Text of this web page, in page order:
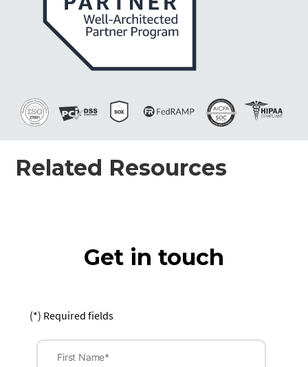
Related Resources
Get in touch
(*) Required fields